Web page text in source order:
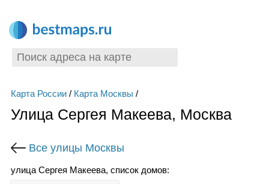
Карта России/ Карта Москвы /
Улица Сергея Макеева, Москва
Все улицы Москвы
улица Сергея Макеева, список домов: